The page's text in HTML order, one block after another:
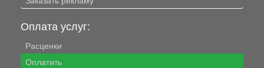
Оплата услуг:
Расценки
Оплатить